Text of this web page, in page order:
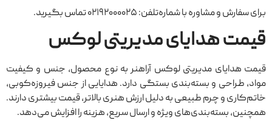
برای سفارش و مشاوره با شماره‌تلفن: ۰۲۱۹۲۰۰۰۰۲۵ تماس بگیرید.
قیمت هدایای مدیریتی لوکس
قیمت هدایای مدیریتی لوکس آراهنر به نوع محصول، جنس و کیفیت
مواد، طراحی و بسته‌بندی بستگی دارد. هدایایی از جنس فیروزه‌کوبی،
خاتم‌کاری و چرم طبیعی به دلیل ارزش هنری بالاتر، قیمت بیشتری دارند.
همچنین، بسته‌بندی‌های ویژه و ارسال سریع، هزینه را افزایش می‌دهد.